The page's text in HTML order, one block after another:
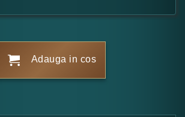
Adauga in cos